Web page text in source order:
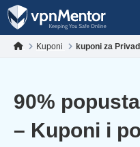
Kuponi kuponi za
90%
– Kuponi i